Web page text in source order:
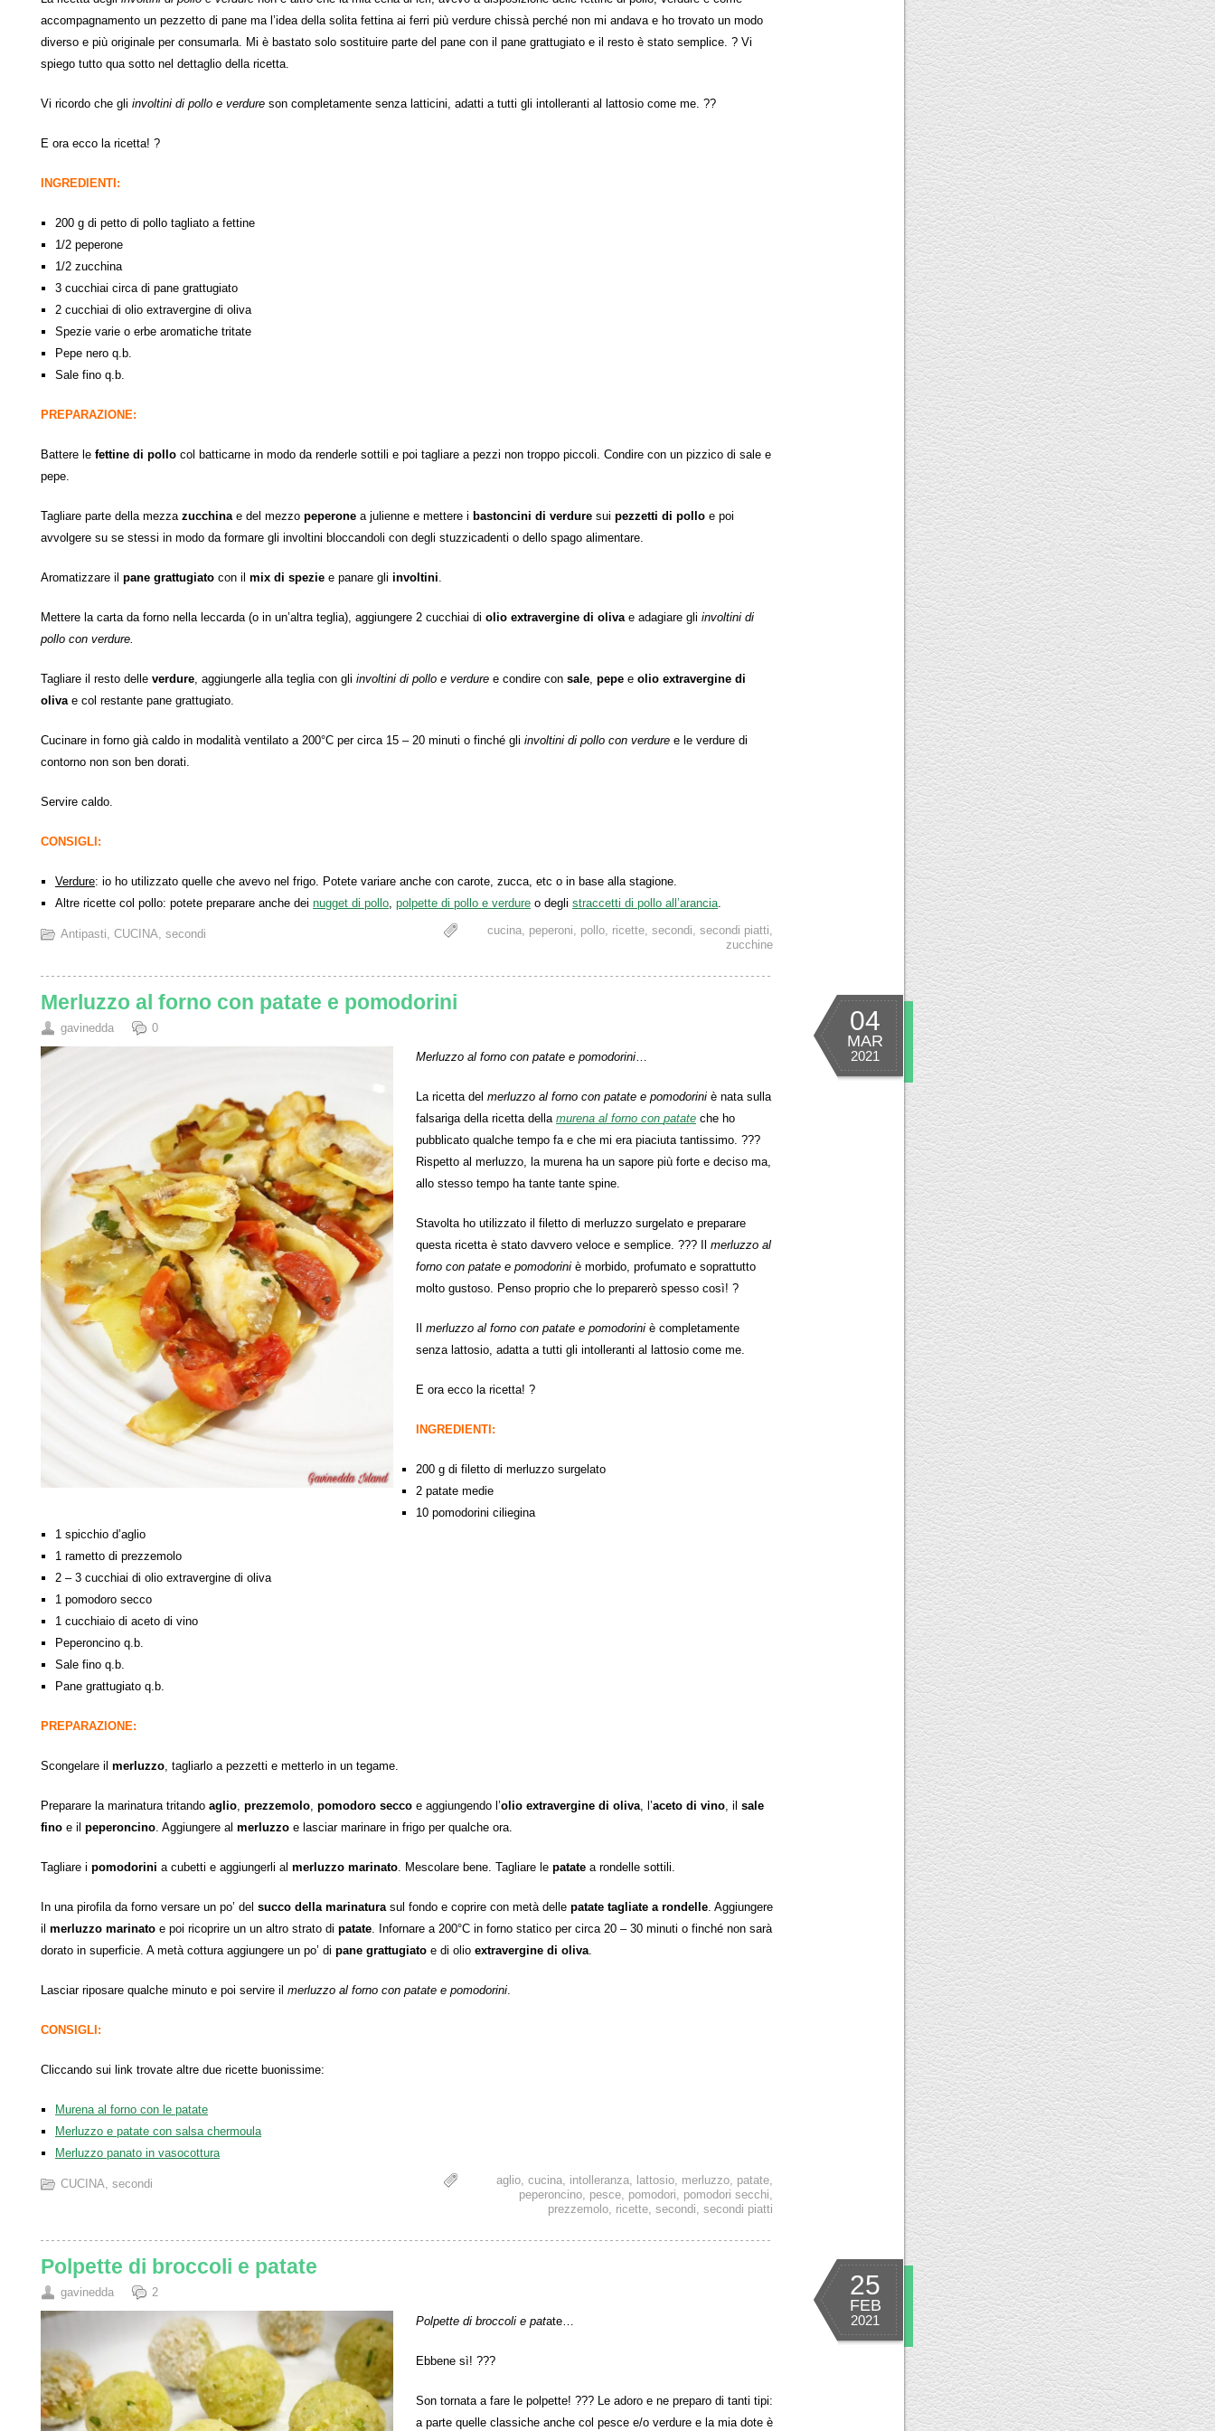
accompagnamento un pezzetto di pane ma l’idea della solita fettina ai ferri più verdure chissà perché non mi andava e ho trovato un modo
diverso e più originale per consumarla. Mi è bastato solo sostituire parte del pane con il pane grattugiato e il resto è stato semplice. ? Vi
spiego tutto qua sotto nel dettaglio della ricetta.
Vi ricordo che gli involtini di pollo e verdure son completamente senza latticini, adatti a tutti gli intolleranti al lattosio come me. ??
E ora ecco la ricetta! ?
INGREDIENTI:
200 g di petto di pollo tagliato a fettine
1/2 peperone
1/2 zucchina
3 cucchiai circa di pane grattugiato
2 cucchiai di olio extravergine di oliva
Spezie varie o erbe aromatiche tritate
Pepe nero q.b.
Sale fino q.b.
PREPARAZIONE:
Battere le fettine di pollo col batticarne in modo da renderle sottili e poi tagliare a pezzi non troppo piccoli. Condire con un pizzico di sale e
pepe.
Tagliare parte della mezza zucchina e del mezzo peperone a julienne e mettere i bastoncini di verdure sui pezzetti di pollo e poi
avvolgere su se stessi in modo da formare gli involtini bloccandoli con degli stuzzicadenti o dello spago alimentare.
Aromatizzare il pane grattugiato con il mix di spezie e panare gli involtini.
Mettere la carta da forno nella leccarda (o in un’altra teglia), aggiungere 2 cucchiai di olio extravergine di oliva e adagiare gli involtini di
pollo con verdure.
Tagliare il resto delle verdure, aggiungerle alla teglia con gli involtini di pollo e verdure e condire con sale, pepe e olio extravergine di
olivae col restante pane grattugiato.
Cucinare in forno già caldo in modalità ventilato a 200°C per circa 15 – 20 minuti o finché gli involtini di pollo con verdure e le verdure di
contorno non son ben dorati.
Servire caldo.
CONSIGLI:
Verdure: io ho utilizzato quelle che avevo nel frigo. Potete variare anche con carote, zucca, etc o in base alla stagione.
Altre ricette col pollo: potete preparare anche dei nugget di pollo, polpette di pollo e verdure o degli straccetti di pollo all’arancia.
Antipasti, CUCINA, secondi cucina, peperoni, pollo, ricette, secondi, secondi piatti,
zucchine
Merluzzo al forno con patate e pomodorini
gavinedda 0
Merluzzo al forno con patate e pomodorini…
La ricetta del merluzzo al forno con patate e pomodorini è nata sulla
falsariga della ricetta della murena al forno con patate che ho
pubblicato qualche tempo fa e che mi era piaciuta tantissimo. ???
Rispetto al merluzzo, la murena ha un sapore più forte e deciso ma,
allo stesso tempo ha tante tante spine.
Stavolta ho utilizzato il filetto di merluzzo surgelato e preparare
questa ricetta è stato davvero veloce e semplice. ??? Il merluzzo al
forno con patate e pomodorini è morbido, profumato e soprattutto
molto gustoso. Penso proprio che lo preparerò spesso così! ?
merluzzo al forno con patate e pomodorini è completamente
senza lattosio, adatta a tutti gli intolleranti al lattosio come me.
E ora ecco la ricetta! ?
INGREDIENTI:
200 g di filetto di merluzzo surgelato
2 patate medie
10 pomodorini ciliegina
1 spicchio d’aglio
1 rametto di prezzemolo
2 – 3 cucchiai di olio extravergine di oliva
1 pomodoro secco
1 cucchiaio di aceto di vino
Peperoncino q.b.
Sale fino q.b.
Pane grattugiato q.b.
PREPARAZIONE:
Scongelare il merluzzo, tagliarlo a pezzetti e metterlo in un tegame.
Preparare la marinatura tritando aglio, prezzemolo, pomodoro secco e aggiungendo l’olio extravergine di oliva, l’aceto di vino, il sale
fino e il peperoncino. Aggiungere al merluzzo e lasciar marinare in frigo per qualche ora.
Tagliare i pomodorini a cubetti e aggiungerli al merluzzo marinato. Mescolare bene. Tagliare le patate a rondelle sottili.
In una pirofila da forno versare un po’ del succo della marinaturasul fondo e coprire con metà delle patate tagliate a rondelle. Aggiungere
il merluzzo marinato e poi ricoprire un un altro strato di patate. Infornare a 200°C in forno statico per circa 20 – 30 minuti o finché non sarà
dorato in superficie. A metà cottura aggiungere un po’ di pane grattugiato e di olio extravergine di oliva.
Lasciar riposare qualche minuto e poi servire il merluzzo al forno con patate e pomodorini.
CONSIGLI:
Cliccando sui link trovate altre due ricette buonissime:
Murena al forno con le patate
Merluzzo e patate con salsa chermoula
Merluzzo panato in vasocottura
CUCINA, secondi aglio, cucina, intolleranza, lattosio, merluzzo, patate,
peperoncino, pesce, pomodori, pomodori secchi,
prezzemolo, ricette, secondi, secondi piatti
04
MAR
2021
Polpette di broccoli e patate
gavinedda 2
Polpette di broccoli e patate…
Ebbene sì! ???
Son tornata a fare le polpette! ??? Le adoro e ne preparo di tanti tipi:
a parte quelle classiche anche col pesce e/o verdure e la mia dote è
25
FEB
2021